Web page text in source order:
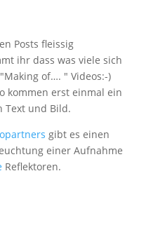
Posts fleissig
ihr dass was viele sich
of…. " Videos:-)
kommen erst einmal ein
Text und Bild.
gibt es einen
einer Aufnahme
Reflektoren.